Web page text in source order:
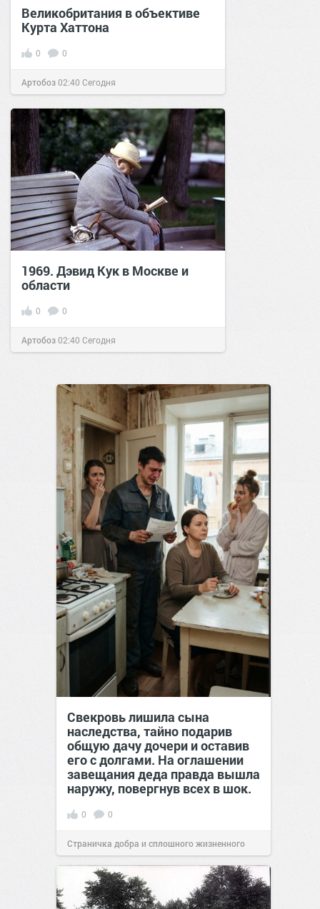
Великобритания в объективе
Курта Хаттона
0 0
Артобоз02:40 Сегодня
1969. Дэвид Кук в Москве и
области
0 0
Артобоз02:40 Сегодня
Свекровь лишила сына
наследства, тайно подарив
общую дачу дочери и оставив
его с долгами. На оглашении
завещания деда правда вышла
наружу, повергнув всех в шок.
0 0
Страничка добра и сплошного жизненного
позитива!00:29Вчера